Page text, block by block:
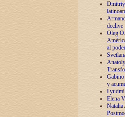
Dmitriy
declive
Oleg
al poder
y
Elena
Natalia